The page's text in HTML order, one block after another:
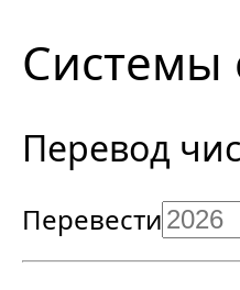
Системы
Перевод
Перевести